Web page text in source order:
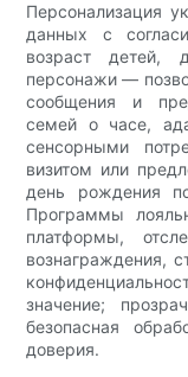
Персонализация
данных с
возраст детей,
персонажи —
сообщения и
семей о часе,
сенсорными
визитом или
день рождения
Программы
платформы,
вознаграждения,
значение;
безопасная
доверия.